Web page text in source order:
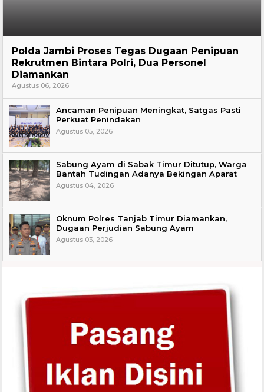
Polda Jambi Proses Tegas Dugaan Penipuan
Rekrutmen Bintara Polri, Dua Personel
Diamankan
Agustus 06, 2026
Ancaman Penipuan Meningkat, Satgas Pasti
Perkuat Penindakan
Agustus 05, 2026
Sabung Ayam di Sabak Timur Ditutup, Warga
Bantah Tudingan Adanya Bekingan Aparat
Agustus 04, 2026
Oknum Polres Tanjab Timur Diamankan,
Dugaan Perjudian Sabung Ayam
Agustus 03, 2026